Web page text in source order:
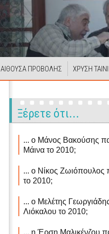
ΑΙΘΟΥΣΑ ΠΡΟΒΟΛΗΣ ΧΡΥΣΗ
Ξέρετε ότι...
... ο Μάνος Βακούσης
Μάινα το 2010;
... ο Νίκος Ζωιόπουλος
το 2010;
... ο Μελέτης
Λιόκαλου το 2010;
... η Έρση Μαλικένζου